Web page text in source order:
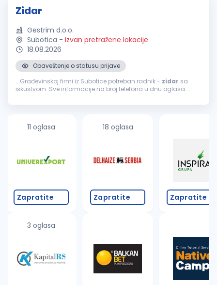
Zidar
Gestrim d.o.o.
Subotica - Izvan pretražene lokacije
18.08.2026
Obaveštenje o statusu prijave
...Građevinskoj firmi iz Subotice potreban radnik - zidar sa
iskustvom. Sve informacije na broj telefona u dnu oglasa....
11 oglasa
Zapratite
3 oglasa
18 oglasa
Zapratite Zapratite